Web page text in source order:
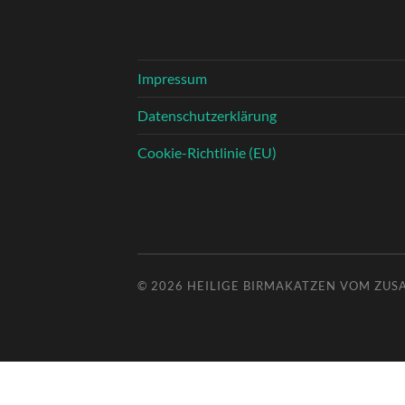
Impressum
Datenschutzerklärung
Cookie-Richtlinie (EU)
© 2026 HEILIGE BIRMAKATZEN VOM